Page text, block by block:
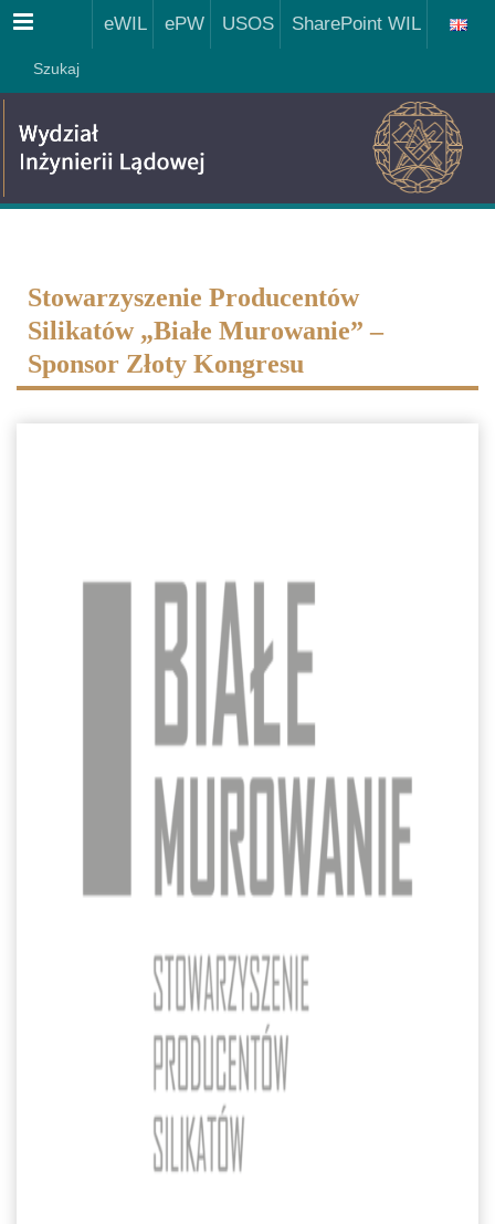
eWIL ePW USOS SharePoint WIL
Menu
Szukaj
Stowarzyszenie Producentów
Silikatów „Białe Murowanie” –
Sponsor Złoty Kongresu